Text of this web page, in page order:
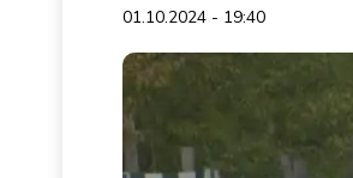
01.10.2024 - 19:40